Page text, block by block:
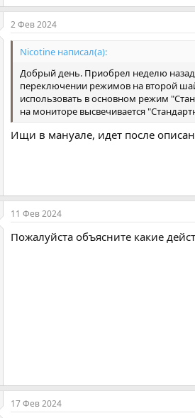
2 Фев 2024
Nicotine написал(а):
Добрый день. Приобрел неделю
переключении режимов на второй
использовать в основном режим
на мониторе высвечивается
Ищи в мануале, идет после
11 Фев 2024
Пожалуйста объясните какие
17 Фев 2024